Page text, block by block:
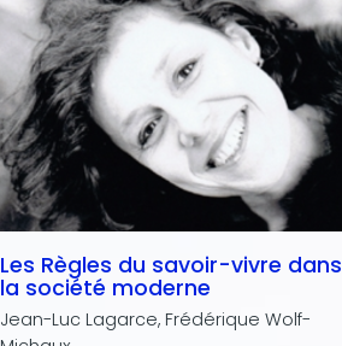
Les Règles du savoir-vivre dans
la société moderne
Jean-Luc Lagarce, Frédérique Wolf-